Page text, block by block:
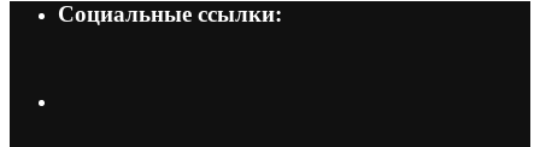
Социальные ссылки: